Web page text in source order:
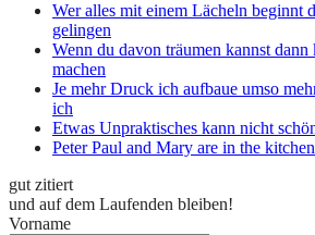
Wer alles mit einem Lächeln beginnt
gelingen
Wenn du davon träumen kannst dann
machen
Je mehr Druck ich aufbaue umso
ich
Etwas Unpraktisches kann nicht
Peter Paul and Mary are in the
gut zitiert
und auf dem Laufenden bleiben!
Vorname